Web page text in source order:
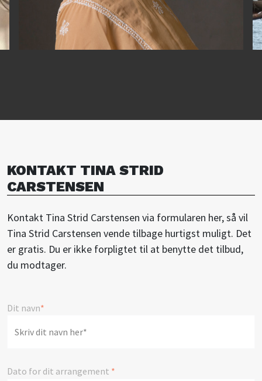
KONTAKT TINA STRID
CARSTENSEN
Kontakt Tina Strid Carstensen via formularen her, så vil
Tina Strid Carstensen vende tilbage hurtigst muligt. Det
er gratis. Du er ikke forpligtet til at benytte det tilbud,
du modtager.
Dit navn*
Dato for dit arrangement *